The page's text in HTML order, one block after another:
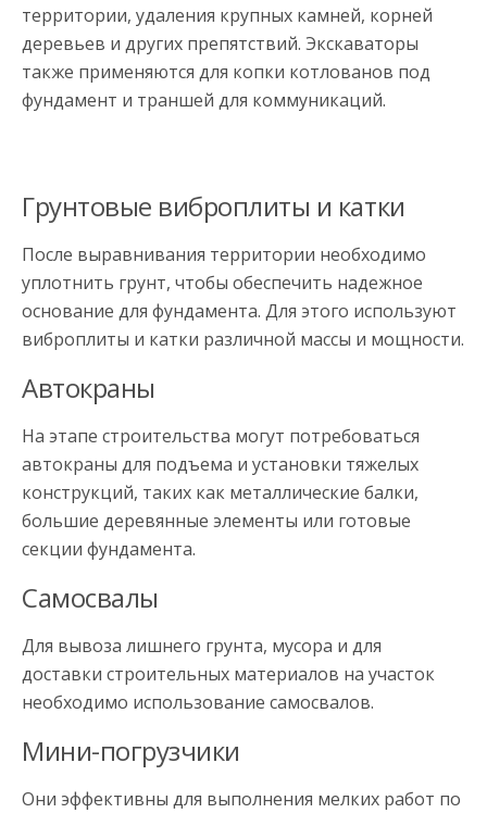
территории, удаления крупных камней, корней
деревьев и других препятствий. Экскаваторы
также применяются для копки котлованов под
фундамент и траншей для коммуникаций.
Грунтовые виброплиты и катки
После выравнивания территории необходимо
уплотнить грунт, чтобы обеспечить надежное
основание для фундамента. Для этого используют
виброплиты и катки различной массы и мощности.
Автокраны
На этапе строительства могут потребоваться
автокраны для подъема и установки тяжелых
конструкций, таких как металлические балки,
большие деревянные элементы или готовые
секции фундамента.
Самосвалы
Для вывоза лишнего грунта, мусора и для
доставки строительных материалов на участок
необходимо использование самосвалов.
Мини-погрузчики
Они эффективны для выполнения мелких работ по